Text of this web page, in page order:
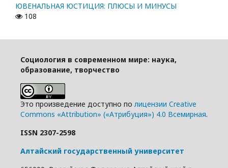
ЮВЕНАЛЬНАЯ ЮСТИЦИЯ: ПЛЮСЫ И МИНУСЫ
108
Социология в современном мире: наука,
образование, творчество
Это произведение доступно по лицензии Creative
Commons «Attribution» («Атрибуция») 4.0 Всемирная.
ISSN 2307-2598
Алтайский государственный университет